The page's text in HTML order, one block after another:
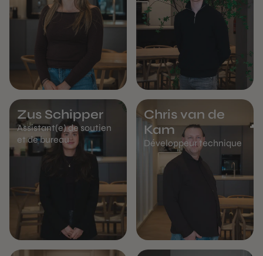
Assistant(e) de soutien
et de bureau
Zus Schipper
Développeur technique
Chris van de
Kam